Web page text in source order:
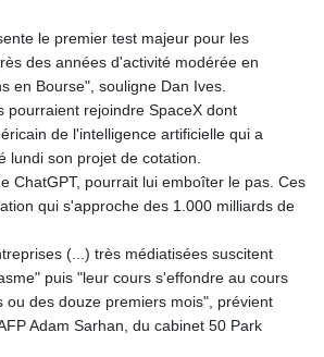
le premier test majeur pour les
des années d'activité modérée en
en Bourse", souligne Dan Ives.
pourraient rejoindre SpaceX dont
de l'intelligence artificielle qui a
lundi son projet de cotation.
ChatGPT, pourrait lui emboîter le pas. Ces
qui s'approche des 1.000 milliards de
(...) très médiatisées suscitent
puis "leur cours s'effondre au cours
ou des douze premiers mois", prévient
Adam Sarhan, du cabinet 50 Park